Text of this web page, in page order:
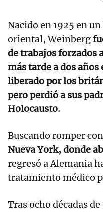
Nacido en 1925 en
oriental, Weinberg
de trabajos forzados
más tarde a dos
liberado por los
pero perdió a sus
Holocausto.
Buscando romper
Nueva York, donde
regresó a Alemania
tratamiento médico
Tras ocho décadas